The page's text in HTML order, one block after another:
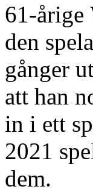
61-årige
den
gånger
att han
in i ett
2021
dem.